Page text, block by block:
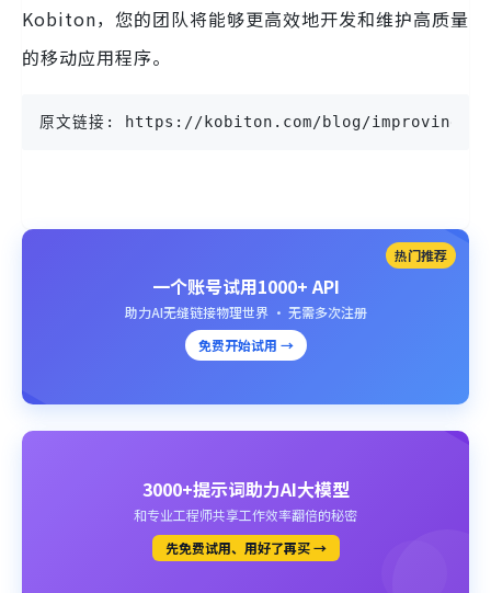
Kobiton，您的团队将能够更高效地开发和维护高质量
的移动应用程序。
原文链接: https://kobiton.com/blog/improving-
热门推荐
一个账号试用1000+ API
助力AI无缝链接物理世界 · 无需多次注册
免费开始试用 →
3000+提示词助力AI大模型
和专业工程师共享工作效率翻倍的秘密
先免费试用、用好了再买 →